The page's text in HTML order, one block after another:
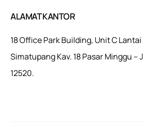
ALAMAT KANTOR
18 Office Park Building, Unit C Lantai
Simatupang Kav. 18 Pasar Minggu –
12520.